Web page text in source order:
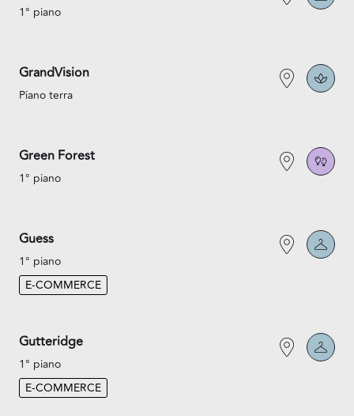
1° piano
GrandVision
Piano terra
Green Forest
1° piano
Guess
1° piano
E-COMMERCE
Gutteridge
1° piano
E-COMMERCE